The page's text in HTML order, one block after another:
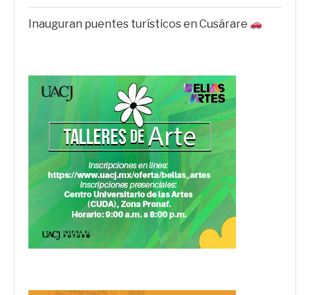
Inauguran puentes turísticos en Cusárare